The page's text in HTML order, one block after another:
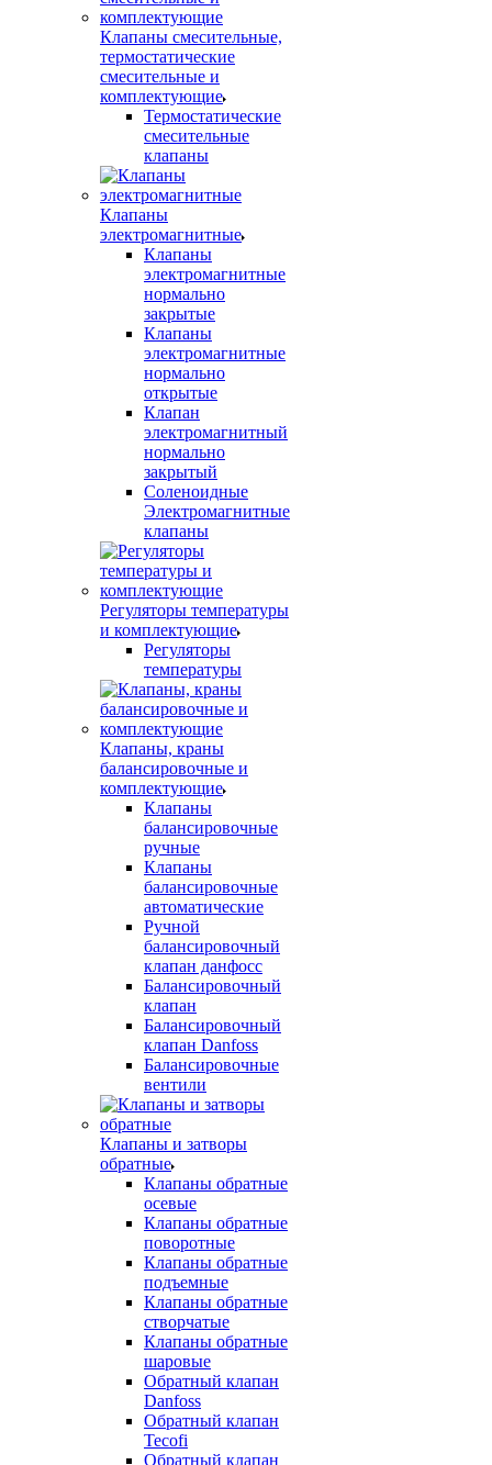
Клапаны смесительные,
термостатические
смесительные и
комплектующие
Термостатические
смесительные
клапаны
Клапаны
электромагнитные
Клапаны
электромагнитные
нормально
закрытые
Клапаны
электромагнитные
нормально
открытые
Клапан
электромагнитный
нормально
закрытый
Соленоидные
Электромагнитные
клапаны
Регуляторы температуры
и комплектующие
Регуляторы
температуры
Клапаны, краны
балансировочные и
комплектующие
Клапаны
балансировочные
ручные
Клапаны
балансировочные
автоматические
Ручной
балансировочный
клапан данфосс
Балансировочный
клапан
Балансировочный
клапан Danfoss
Балансировочные
вентили
Клапаны и затворы
обратные
Клапаны обратные
осевые
Клапаны обратные
поворотные
Клапаны обратные
подъемные
Клапаны обратные
створчатые
Клапаны обратные
шаровые
Обратный клапан
Danfoss
Обратный клапан
Tecofi
Обратный клапан